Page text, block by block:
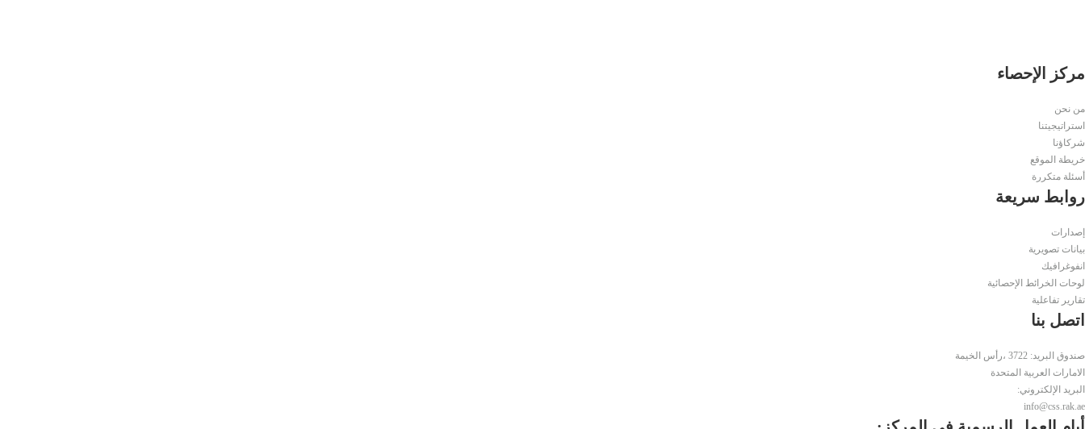
مركز الإحصاء
من نحن
استراتيجيتنا
شركاؤنا
خريطة الموقع
أسئلة متكررة
روابط سريعة
إصدارات
بيانات تصويرية
انفوغرافيك
لوحات الخرائط الإحصائية
تقارير تفاعلية
اتصل بنا
صندوق البريد: 3722 ،رأس الخيمة
الامارات العربية المتحدة
البريد الإلكتروني:
info@css.rak.ae